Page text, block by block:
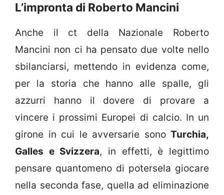
L’impronta di Roberto Mancini
Anche il ct della Nazionale Roberto
Mancini non ci ha pensato due volte nello
sbilanciarsi, mettendo in evidenza come,
per la storia che hanno alle spalle, gli
azzurri hanno il dovere di provare a
vincere i prossimi Europei di calcio. In un
girone in cui le avversarie sono Turchia,
Galles e Svizzera, in effetti, è legittimo
pensare quantomeno di potersela giocare
nella seconda fase, quella ad eliminazione